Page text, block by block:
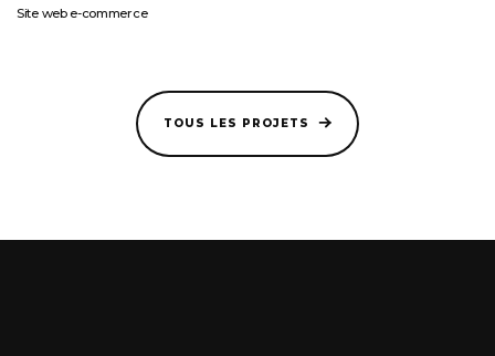
Site web e-commerce
TOUS LES PROJETS